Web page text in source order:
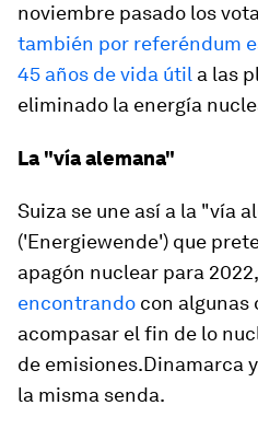
noviembre pasado los
también por referéndum
45 años de vida útil a las
eliminado la energía
La "vía alemana"
Suiza se une así a la "vía
('Energiewende') que
apagón nuclear para
encontrando con
acompasar el fin de lo
de emisiones.Dinamarca
la misma senda.